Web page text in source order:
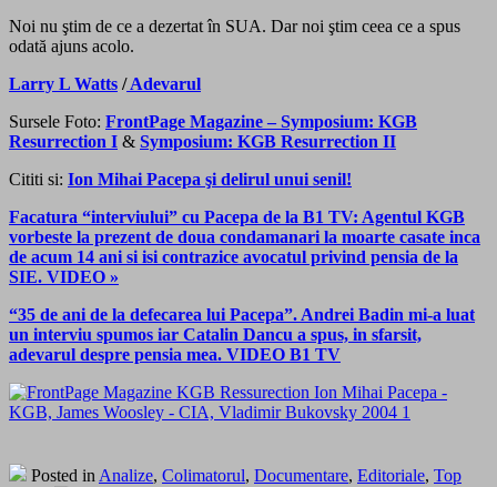
Noi nu ştim de ce a dezertat în SUA. Dar noi ştim ceea ce a spus
odată ajuns acolo.
Larry L Watts /Adevarul
Sursele Foto: FrontPage Magazine – Symposium: KGB
Resurrection I & Symposium: KGB Resurrection II
Cititi si: Ion Mihai Pacepa şi delirul unui senil!
Facatura “interviului” cu Pacepa de la B1 TV: Agentul KGB
vorbeste la prezent de doua condamanari la moarte casate inca
de acum 14 ani si isi contrazice avocatul privind pensia de la
SIE. VIDEO »
“35 de ani de la defecarea lui Pacepa”. Andrei Badin mi-a luat
un interviu spumos iar Catalin Dancu a spus, in sfarsit,
adevarul despre pensia mea. VIDEO B1 TV
Posted in Analize, Colimatorul, Documentare, Editoriale, Top